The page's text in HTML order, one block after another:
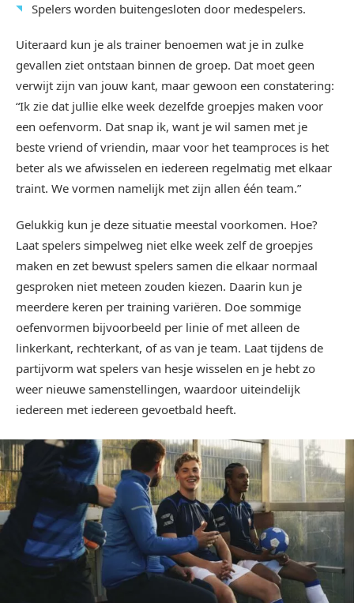
Spelers worden buitengesloten door medespelers.
Uiteraard kun je als trainer benoemen wat je in zulke
gevallen ziet ontstaan binnen de groep. Dat moet geen
verwijt zijn van jouw kant, maar gewoon een constatering:
“Ik zie dat jullie elke week dezelfde groepjes maken voor
een oefenvorm. Dat snap ik, want je wil samen met je
beste vriend of vriendin, maar voor het teamproces is het
beter als we afwisselen en iedereen regelmatig met elkaar
traint. We vormen namelijk met zijn allen één team.”
Gelukkig kun je deze situatie meestal voorkomen. Hoe?
Laat spelers simpelweg niet elke week zelf de groepjes
maken en zet bewust spelers samen die elkaar normaal
gesproken niet meteen zouden kiezen. Daarin kun je
meerdere keren per training variëren. Doe sommige
oefenvormen bijvoorbeeld per linie of met alleen de
linkerkant, rechterkant, of as van je team. Laat tijdens de
partijvorm wat spelers van hesje wisselen en je hebt zo
weer nieuwe samenstellingen, waardoor uiteindelijk
iedereen met iedereen gevoetbald heeft.